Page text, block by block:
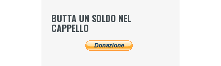
BUTTA UN SOLDO NEL
CAPPELLO